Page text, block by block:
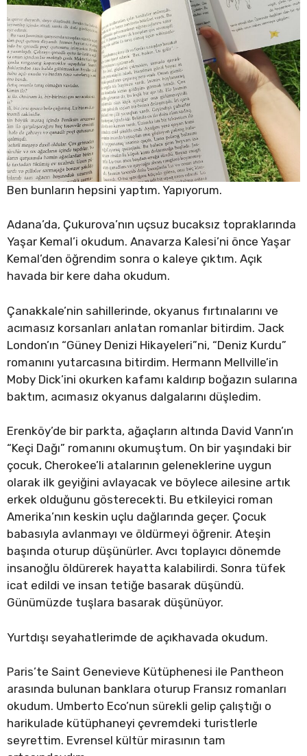
Ben bunların hepsini yaptım. Yapıyorum.
Adana’da, Çukurova’nın uçsuz bucaksız topraklarında
Yaşar Kemal’i okudum. Anavarza Kalesi’ni önce Yaşar
Kemal’den öğrendim sonra o kaleye çıktım. Açık
havada bir kere daha okudum.
Çanakkale’nin sahillerinde, okyanus fırtınalarını ve
acımasız korsanları anlatan romanlar bitirdim. Jack
London’ın “Güney Denizi Hikayeleri”ni, “Deniz Kurdu”
romanını yutarcasına bitirdim. Hermann Mellville’in
Moby Dick’ini okurken kafamı kaldırıp boğazın sularına
baktım, acımasız okyanus dalgalarını düşledim.
Erenköy’de bir parkta, ağaçların altında David Vann’ın
“Keçi Dağı” romanını okumuştum. On bir yaşındaki bir
çocuk, Cherokee’li atalarının geleneklerine uygun
olarak ilk geyiğini avlayacak ve böylece ailesine artık
erkek olduğunu gösterecekti. Bu etkileyici roman
Amerika’nın keskin uçlu dağlarında geçer. Çocuk
babasıyla avlanmayı ve öldürmeyi öğrenir. Ateşin
başında oturup düşünürler. Avcı toplayıcı dönemde
insanoğlu öldürerek hayatta kalabilirdi. Sonra tüfek
icat edildi ve insan tetiğe basarak düşündü.
Günümüzde tuşlara basarak düşünüyor.
Yurtdışı seyahatlerimde de açıkhavada okudum.
Paris’te Saint Genevieve Kütüphenesi ile Pantheon
arasında bulunan banklara oturup Fransız romanları
okudum. Umberto Eco’nun sürekli gelip çalıştığı o
harikulade kütüphaneyi çevremdeki turistlerle
seyrettim. Evrensel kültür mirasının tam